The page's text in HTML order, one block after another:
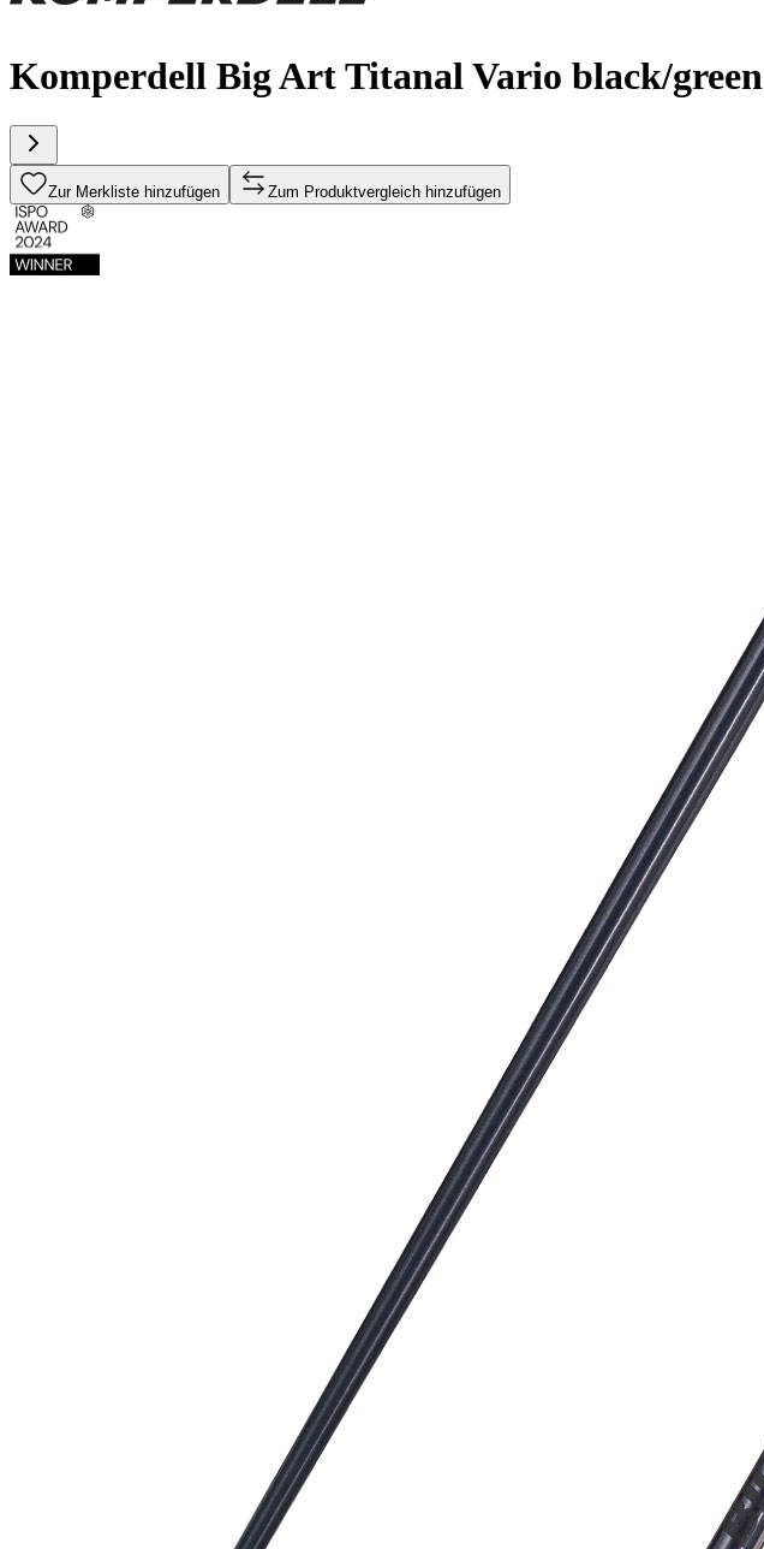
Komperdell Big Art Titanal Vario black/green
Zur Merkliste hinzufügen Zum Produktvergleich hinzufügen